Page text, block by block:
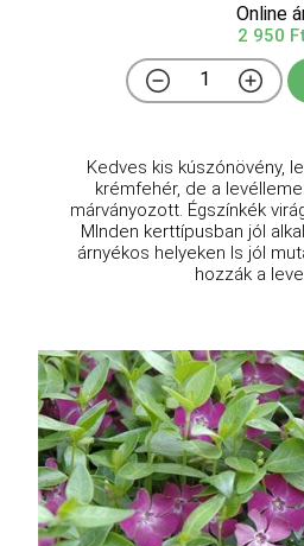
Online
2 950 Ft
Kedves kis kúszónövény,
krémfehér, de a
márványozott. Égszínkék
MInden kerttípusban jól
árnyékos helyeken ls jól
hozzák a